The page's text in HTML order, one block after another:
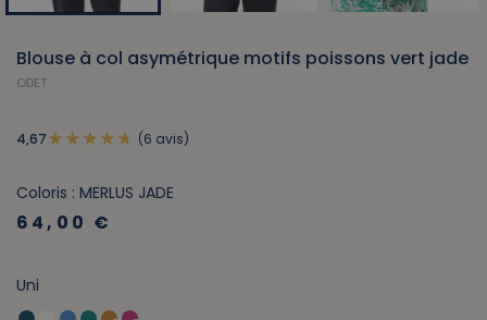
Blouse à col asymétrique motifs poissons vert jade
ODET
4,67 (6 avis)
Coloris : MERLUS JADE
64,00 €
Uni